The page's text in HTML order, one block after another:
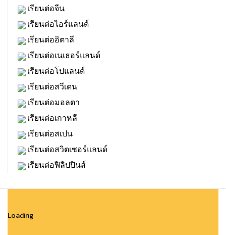
เรียนต่อจีน
เรียนต่อไอร์แลนด์
เรียนต่ออิตาลี
เรียนต่อเนเธอร์แลนด์
เรียนต่อโปแลนด์
เรียนต่อสวีเดน
เรียนต่อมอลตา
เรียนต่อเกาหลี
เรียนต่อสเปน
เรียนต่อสวิตเซอร์แลนด์
เรียนต่อฟิลิปปินส์
Loading